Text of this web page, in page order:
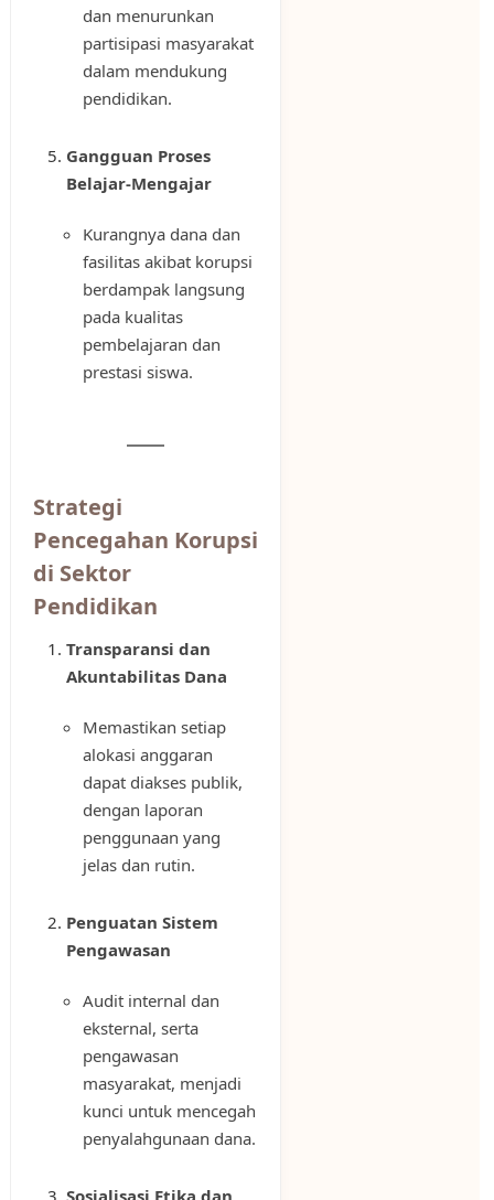
dan menurunkan
partisipasi masyarakat
dalam mendukung
pendidikan.
Gangguan Proses
Belajar-Mengajar
Kurangnya dana dan
fasilitas akibat korupsi
berdampak langsung
pada kualitas
pembelajaran dan
prestasi siswa.
Strategi
Pencegahan Korupsi
di Sektor
Pendidikan
Transparansi dan
Akuntabilitas Dana
Memastikan setiap
alokasi anggaran
dapat diakses publik,
dengan laporan
penggunaan yang
jelas dan rutin.
Penguatan Sistem
Pengawasan
Audit internal dan
eksternal, serta
pengawasan
masyarakat, menjadi
kunci untuk mencegah
penyalahgunaan dana.
Sosialisasi Etika dan